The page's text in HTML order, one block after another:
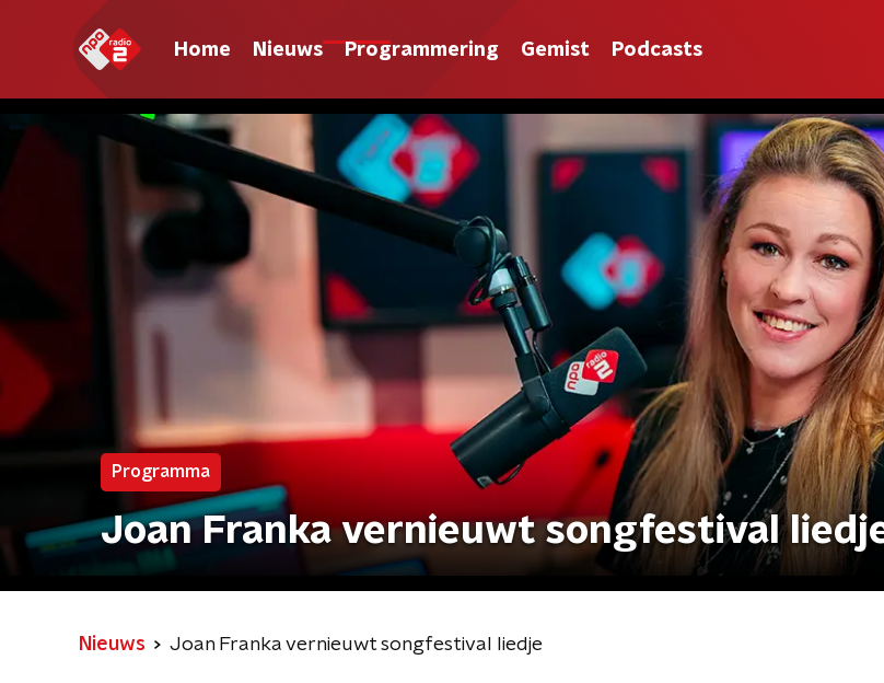
Home Nieuws Programmering Gemist Podcasts
Programma
Joan Franka vernieuwt songfestival
Nieuws Joan Franka vernieuwt songfestival liedje